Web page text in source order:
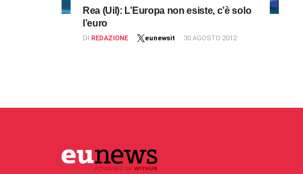
Rea (Uil): L’Europa non esiste, c’è solo
l’euro
DI REDAZIONE eunewsit 30 AGOSTO 2012